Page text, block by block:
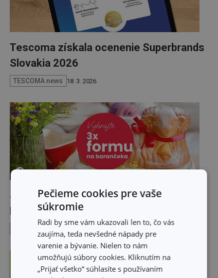
Tescoma získala ocenenie Superbrands
Slovakia 2026
TESCOMA news 18. 3. 2026
Súťaž o Keramickú formu baranček
DELÍCIA
TESCOMA news
Pečieme cookies pre vaše
súkromie
Radi by sme vám ukazovali len to, čo vás
zaujíma, teda nevšedné nápady pre
varenie a bývanie. Nielen to nám
umožňujú súbory cookies. Kliknutím na
„Prijať všetko“ súhlasíte s používaním